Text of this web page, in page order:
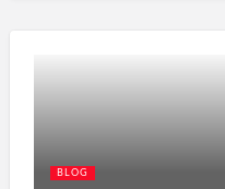
BLOG